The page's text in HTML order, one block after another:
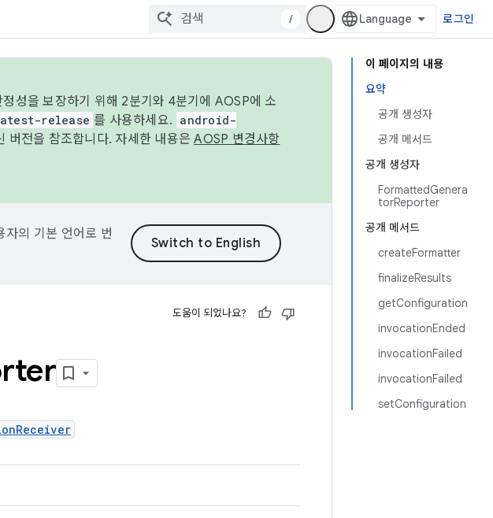
/ 로그인
이 페이지의 내용
요약
공개 생성자
공개 메서드
공개 생성자
FormattedGenera
torReporter
공개 메서드
createFormatter
finalizeResults
getConfiguration
invocationEnded
invocationFailed
invocationFailed
setConfiguration
성을 보장하기 위해 2분기와 4분기에 AOSP에 소
release 를 사용하세요. android-
버전을 참조합니다. 자세한 내용은AOSP 변경사항
의 기본 언어로 번
도움이 되었나요?